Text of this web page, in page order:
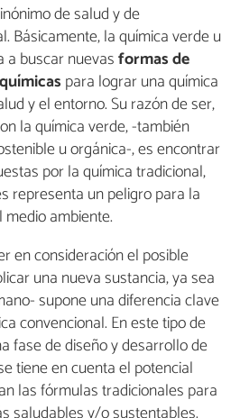
de salud y de
Básicamente, la química verde u
a buscar nuevasformas de
para lograr una química
y el entorno. Su razón de ser,
la química verde, -también
u orgánica-, es encontrar
por la química tradicional,
representa un peligro para la
ambiente.
en consideración el posible
una nueva sustancia, ya sea
supone una diferencia clave
convencional. En este tipo de
fase de diseño y desarrollo de
tiene en cuenta el potencial
las fórmulas tradicionales para